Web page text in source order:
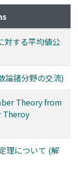
対する平均値公
論諸分野の交流)
Theory from
Theroy
理について (解